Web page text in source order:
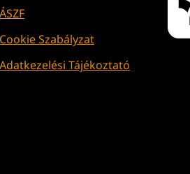
ÁSZF
Cookie Szabályzat
Adatkezelési Tájékoztató